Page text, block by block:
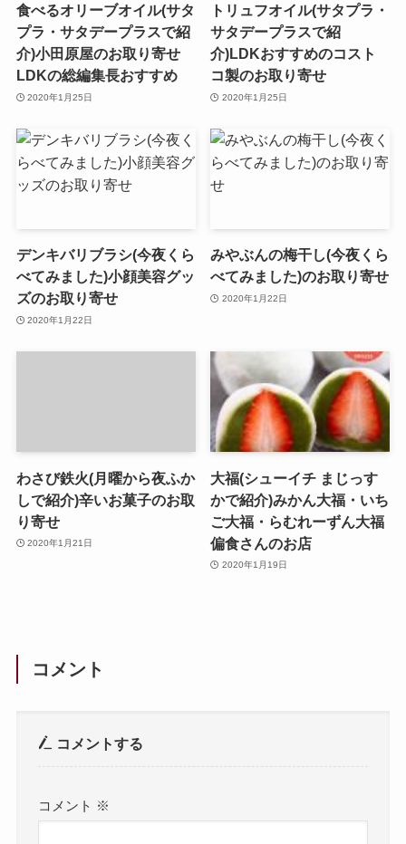
食べるオリーブオイル(サタ
プラ・サタデープラスで紹
介)小田原屋のお取り寄せ
LDKの総編集長おすすめ
2020年1月25日
トリュフオイル(サタプラ・
サタデープラスで紹
介)LDKおすすめのコスト
コ製のお取り寄せ
2020年1月25日
デンキバリブラシ(今夜くら
べてみました)小顔美容グッ
ズのお取り寄せ
2020年1月22日
みやぶんの梅干し(今夜くら
べてみました)のお取り寄せ
2020年1月22日
わさび鉄火(月曜から夜ふか
しで紹介)辛いお菓子のお取
り寄せ
2020年1月21日
大福(シューイチ まじっす
かで紹介)みかん大福・いち
ご大福・らむれーずん大福
偏食さんのお店
2020年1月19日
コメント
コメントする
コメント ※